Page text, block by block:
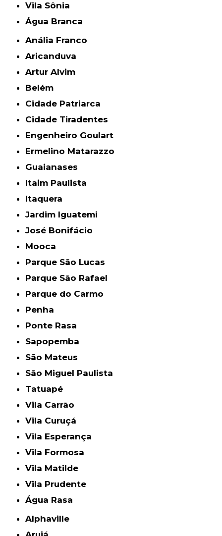
Vila Sônia
Água Branca
Anália Franco
Aricanduva
Artur Alvim
Belém
Cidade Patriarca
Cidade Tiradentes
Engenheiro Goulart
Ermelino Matarazzo
Guaianases
Itaim Paulista
Itaquera
Jardim Iguatemi
José Bonifácio
Mooca
Parque São Lucas
Parque São Rafael
Parque do Carmo
Penha
Ponte Rasa
Sapopemba
São Mateus
São Miguel Paulista
Tatuapé
Vila Carrão
Vila Curuçá
Vila Esperança
Vila Formosa
Vila Matilde
Vila Prudente
Água Rasa
Alphaville